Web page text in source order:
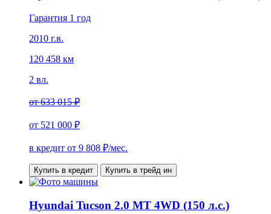
Гарантия 1 год
2010 г.в.
120 458 км
2 вл.
от633 015 ₽
от 521 000 ₽
в кредит от 9 808 ₽/мес.
Купить в кредит Купить в трейд ин
Hyundai Tucson 2.0 MT 4WD (150 л.с.)